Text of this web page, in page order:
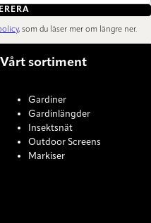
, som du läser mer om längre ner.
Vårt sortiment
Gardiner
Gardinlängder
Insektsnät
Outdoor Screens
Markiser